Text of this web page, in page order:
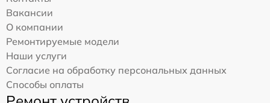
Вакансии
О компании
Ремонтируемые модели
Наши услуги
Согласие на обработку персональных данных
Способы оплаты